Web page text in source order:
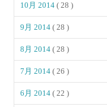
10月 2014( 28 )
9月 2014( 28 )
8月 2014( 28 )
7月 2014( 26 )
6月 2014( 22 )